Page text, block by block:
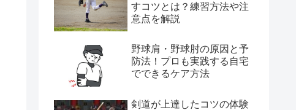
すコツとは？練習方法や注
意点を解説
野球肩・野球肘の原因と予
防法！プロも実践する自宅
でできるケア方法
剣道が上達したコツの体験